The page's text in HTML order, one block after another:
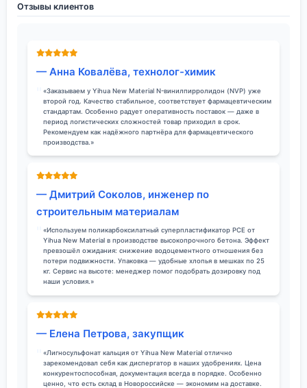
Отзывы клиентов
— Анна Ковалёва, технолог-химик
«Заказываем у Yihua New Material N-винилпирролидон (NVP) уже
второй год. Качество стабильное, соответствует фармацевтическим
стандартам. Особенно радует оперативность поставок — даже в
период логистических сложностей товар приходил в срок.
Рекомендуем как надёжного партнёра для фармацевтического
производства.»
— Дмитрий Соколов, инженер по
строительным материалам
«Используем поликарбоксилатный суперпластификатор PCE от
Yihua New Material в производстве высокопрочного бетона. Эффект
превзошёл ожидания: снижение водоцементного отношения без
потери подвижности. Упаковка — удобные хлопья в мешках по 25
кг. Сервис на высоте: менеджер помог подобрать дозировку под
наши условия.»
— Елена Петрова, закупщик
«Лигносульфонат кальция от Yihua New Material отлично
зарекомендовал себя как диспергатор в наших удобрениях. Цена
конкурентоспособная, документация всегда в порядке. Особенно
ценно, что есть склад в Новороссийске — экономим на доставке.